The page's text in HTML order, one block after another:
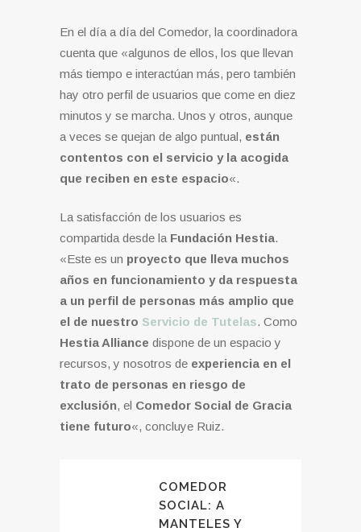
En el día a día del Comedor, la coordinadora
cuenta que «algunos de ellos, los que llevan
más tiempo e interactúan más, pero también
hay otro perfil de usuarios que come en diez
minutos y se marcha. Unos y otros, aunque
a veces se quejan de algo puntual, están
contentos con el servicio y la acogida
que reciben en este espacio«.
La satisfacción de los usuarios es
compartida desde la Fundación Hestia.
«Este es un proyecto que lleva muchos
años en funcionamiento y da respuesta
a un perfil de personas más amplio que
el de nuestro Servicio de Tutelas. Como
Hestia Alliance dispone de un espacio y
recursos, y nosotros de experiencia en el
trato de personas en riesgo de
exclusión, el Comedor Social de Gracia
tiene futuro«, concluye Ruiz.
COMEDOR
SOCIAL: A
MANTELES Y